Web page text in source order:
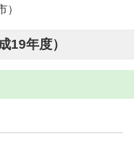
）
19年度）